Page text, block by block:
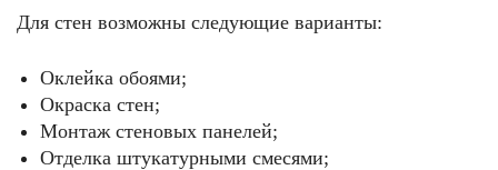
Для стен возможны следующие варианты:
Оклейка обоями;
Окраска стен;
Монтаж стеновых панелей;
Отделка штукатурными смесями;